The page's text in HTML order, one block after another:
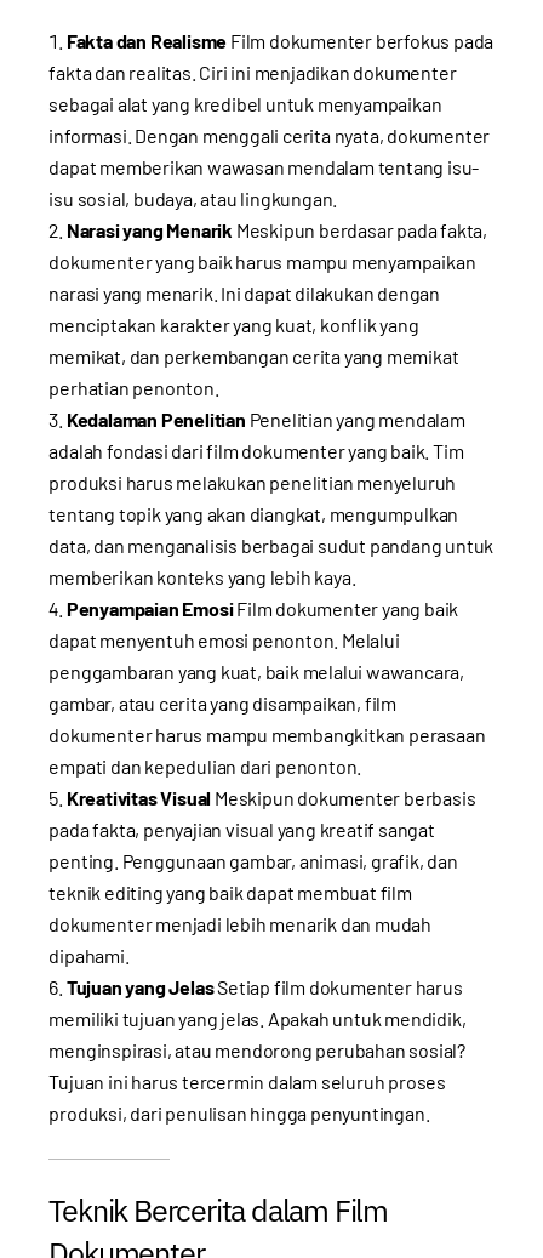
Fakta dan Realisme Film dokumenter berfokus pada
fakta dan realitas. Ciri ini menjadikan dokumenter
sebagai alat yang kredibel untuk menyampaikan
informasi. Dengan menggali cerita nyata, dokumenter
dapat memberikan wawasan mendalam tentang isu-
isu sosial, budaya, atau lingkungan.
Narasi yang Menarik Meskipun berdasar pada fakta,
dokumenter yang baik harus mampu menyampaikan
narasi yang menarik. Ini dapat dilakukan dengan
menciptakan karakter yang kuat, konflik yang
memikat, dan perkembangan cerita yang memikat
perhatian penonton.
Kedalaman Penelitian Penelitian yang mendalam
adalah fondasi dari film dokumenter yang baik. Tim
produksi harus melakukan penelitian menyeluruh
tentang topik yang akan diangkat, mengumpulkan
data, dan menganalisis berbagai sudut pandang untuk
memberikan konteks yang lebih kaya.
Penyampaian EmosiFilm dokumenter yang baik
dapat menyentuh emosi penonton. Melalui
penggambaran yang kuat, baik melalui wawancara,
gambar, atau cerita yang disampaikan, film
dokumenter harus mampu membangkitkan perasaan
empati dan kepedulian dari penonton.
Kreativitas Visual Meskipun dokumenter berbasis
pada fakta, penyajian visual yang kreatif sangat
penting. Penggunaan gambar, animasi, grafik, dan
teknik editing yang baik dapat membuat film
dokumenter menjadi lebih menarik dan mudah
dipahami.
Tujuan yang JelasSetiap film dokumenter harus
memiliki tujuan yang jelas. Apakah untuk mendidik,
menginspirasi, atau mendorong perubahan sosial?
Tujuan ini harus tercermin dalam seluruh proses
produksi, dari penulisan hingga penyuntingan.
Teknik Bercerita dalam Film